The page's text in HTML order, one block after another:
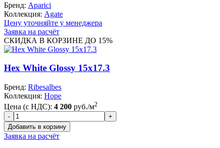
Бренд: Aparici
Коллекция: Agate
Цену уточняйте у менеджера
Заявка на расчёт
СКИДКА В КОРЗИНЕ ДО 15%
Hex White Glossy 15x17.3
Бренд: Ribesalbes
Коллекция: Hope
Цена (с НДС): 4 200 руб./м2
Заявка на расчёт